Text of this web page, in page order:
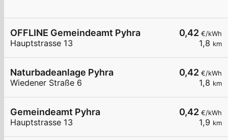
0,42 €/kWh
1,8 km
OFFLINE Gemeindeamt Pyhra
Hauptstrasse 13
0,42 €/kWh
1,8 km
Naturbadeanlage Pyhra
Wiedener Straße 6
0,42 €/kWh
1,9 km
Gemeindeamt Pyhra
Hauptstrasse 13